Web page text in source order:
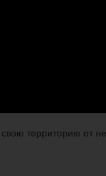
территорию от